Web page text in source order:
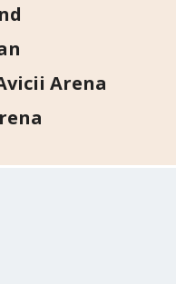
Arena